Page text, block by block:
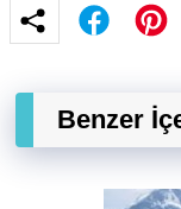
Benzer